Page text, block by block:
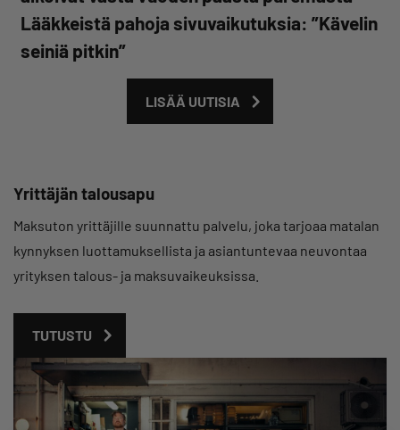
Lääkkeistä pahoja sivuvaikutuksia: ”Kävelin
seiniä pitkin”
LISÄÄ UUTISIA
Yrittäjän talousapu
Maksuton yrittäjille suunnattu palvelu, joka tarjoaa matalan
kynnyksen luottamuksellista ja asiantuntevaa neuvontaa
yrityksen talous- ja maksuvaikeuksissa.
TUTUSTU